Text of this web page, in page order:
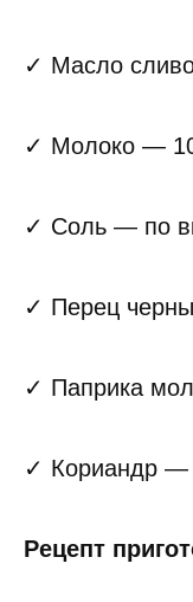
✓ Масло
✓ Молоко —
✓ Соль — по
✓ Перец
✓ Паприка
✓ Кориандр —
Рецепт